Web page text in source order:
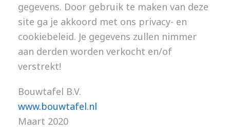
gegevens. Door gebruik te maken van deze
site ga je akkoord met ons privacy- en
cookiebeleid. Je gegevens zullen nimmer
aan derden worden verkocht en/of
verstrekt!
Bouwtafel B.V.
www.bouwtafel.nl
Maart 2020